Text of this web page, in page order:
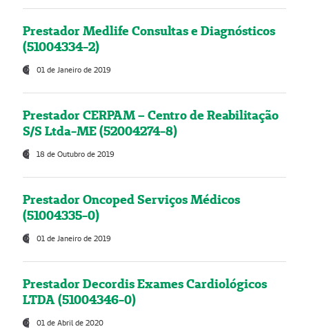
Prestador Medlife Consultas e Diagnósticos
(51004334-2)
01 de Janeiro de 2019
Prestador CERPAM – Centro de Reabilitação
S/S Ltda-ME (52004274-8)
18 de Outubro de 2019
Prestador Oncoped Serviços Médicos
(51004335-0)
01 de Janeiro de 2019
Prestador Decordis Exames Cardiológicos
LTDA (51004346-0)
01 de Abril de 2020